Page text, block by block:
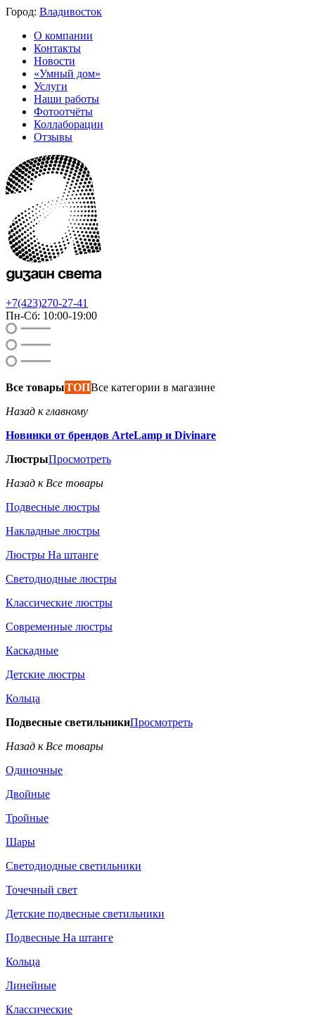
Город: Владивосток
О компании
Контакты
Новости
«Умный дом»
Услуги
Наши работы
Фотоотчёты
Коллаборации
Отзывы
+7(423)270-27-41
Пн-Сб: 10:00-19:00
Все товарыТОПВсе категории в магазине
Назад к главному
Новинки от брендов ArteLamp и Divinare
ЛюстрыПросмотреть
Назад к Все товары
Подвесные люстры
Накладные люстры
Люстры На штанге
Светодиодные люстры
Классические люстры
Современные люстры
Каскадные
Детские люстры
Кольца
Подвесные светильникиПросмотреть
Назад к Все товары
Одиночные
Двойные
Тройные
Шары
Светодиодные светильники
Точечный свет
Детские подвесные светильники
Подвесные На штанге
Кольца
Линейные
Классические